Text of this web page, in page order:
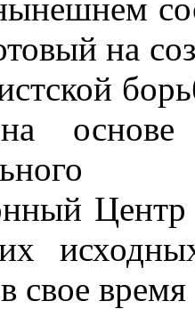
на
на
Центр
свое